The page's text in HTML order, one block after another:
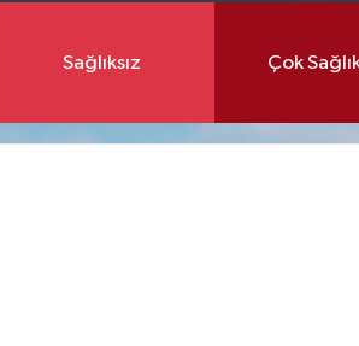
Sağlıksız Çok